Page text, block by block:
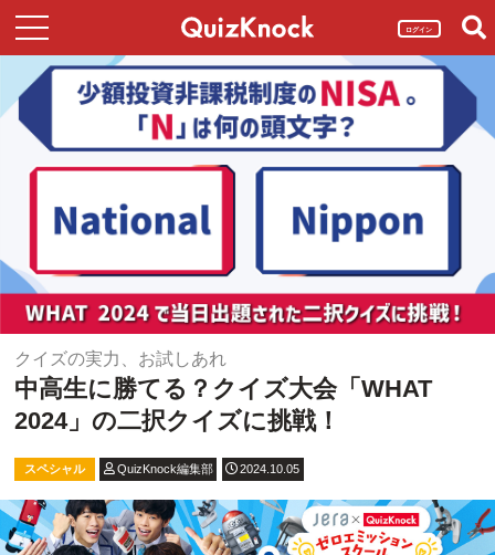
ログイン
クイズの実力、お試しあれ
中高生に勝てる？クイズ大会「WHAT
2024」の二択クイズに挑戦！
スペシャル QuizKnock編集部 2024.10.05